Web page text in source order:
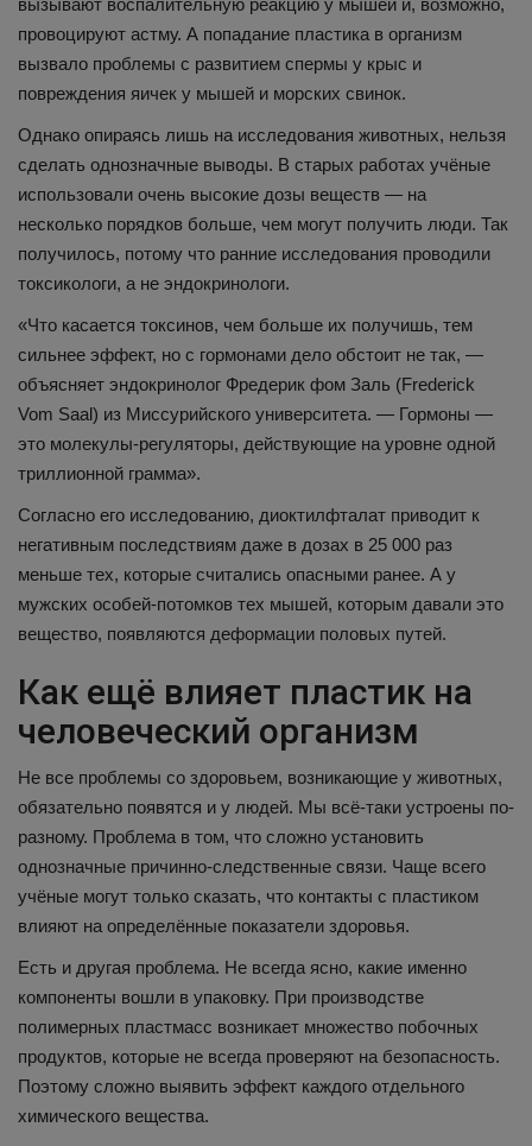
вызывают воспалительную реакцию у мышей и, возможно,
провоцируют астму. А попадание пластика в организм
вызвало проблемы с развитием спермы у крыс и
повреждения яичек у мышей и морских свинок.
Однако опираясь лишь на исследования животных, нельзя
сделать однозначные выводы. В старых работах учёные
использовали очень высокие дозы веществ — на
несколько порядков больше, чем могут получить люди. Так
получилось, потому что ранние исследования проводили
токсикологи, а не эндокринологи.
«Что касается токсинов, чем больше их получишь, тем
сильнее эффект, но с гормонами дело обстоит не так, —
объясняет эндокринолог Фредерик фом Заль (Frederick
Vom Saal) из Миссурийского университета. — Гормоны —
это молекулы-регуляторы, действующие на уровне одной
триллионной грамма».
Согласно его исследованию, диоктилфталат приводит к
негативным последствиям даже в дозах в 25 000 раз
меньше тех, которые считались опасными ранее. А у
мужских особей-потомков тех мышей, которым давали это
вещество, появляются деформации половых путей.
Как ещё влияет пластик на
человеческий организм
Не все проблемы со здоровьем, возникающие у животных,
обязательно появятся и у людей. Мы всё-таки устроены по-
разному. Проблема в том, что сложно установить
однозначные причинно-следственные связи. Чаще всего
учёные могут только сказать, что контакты с пластиком
влияют на определённые показатели здоровья.
Есть и другая проблема. Не всегда ясно, какие именно
компоненты вошли в упаковку. При производстве
полимерных пластмасс возникает множество побочных
продуктов, которые не всегда проверяют на безопасность.
Поэтому сложно выявить эффект каждого отдельного
химического вещества.